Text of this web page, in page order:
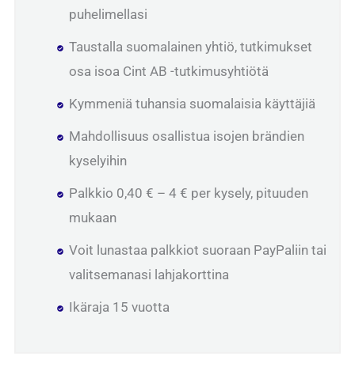
puhelimellasi
Taustalla suomalainen yhtiö, tutkimukset
osa isoa Cint AB -tutkimusyhtiötä
Kymmeniä tuhansia suomalaisia käyttäjiä
Mahdollisuus osallistua isojen brändien
kyselyihin
Palkkio 0,40 € – 4 € per kysely, pituuden
mukaan
Voit lunastaa palkkiot suoraan PayPaliin tai
valitsemanasi lahjakorttina
Ikäraja 15 vuotta